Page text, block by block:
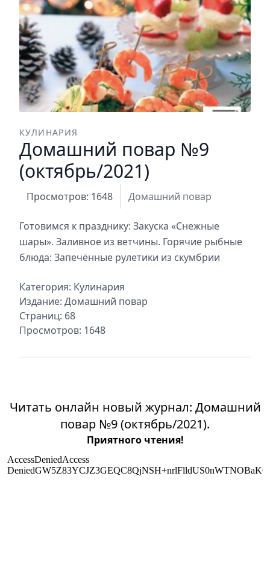
КУЛИНАРИЯ
Домашний повар №9
(октябрь/2021)
Просмотров: 1648 Домашний повар
Готовимся к празднику: Закуска «Снежные
шары». Заливное из ветчины. Горячие рыбные
блюда: Запечённые рулетики из скумбрии
Категория: Кулинария
Издание: Домашний повар
Страниц: 68
Просмотров: 1648
Читать онлайн новый журнал: Домашний
повар №9 (октябрь/2021).
Приятного чтения!